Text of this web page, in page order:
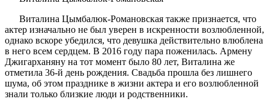
Виталина Цымбалюк-Романовская также признается, что
актер изначально не был уверен в искренности возлюбленной,
однако вскоре убедился, что девушка действительно влюблена
в него всем сердцем. В 2016 году пара поженилась. Армену
Джигарханяну на тот момент было 80 лет, Виталина же
отметила 36-й день рождения. Свадьба прошла без лишнего
шума, об этом празднике в жизни актера и его возлюбленной
знали только близкие люди и родственники.